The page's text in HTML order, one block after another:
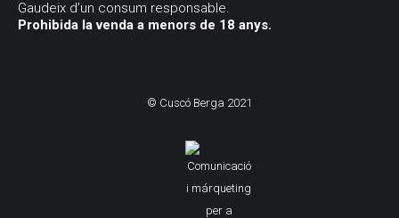
Gaudeix d’un consum responsable.
Prohibida la venda a menors de 18 anys.
© Cuscó Berga 2021